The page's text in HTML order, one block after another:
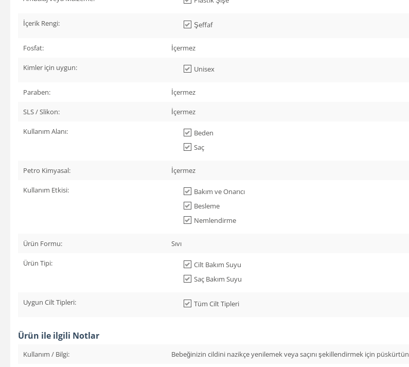
İçerik Rengi: Şeffaf
Fosfat: İçermez
Kimler için uygun: Unisex
Paraben: İçermez
SLS / Slikon: İçermez
Kullanım Alanı:
Beden
Saç
Petro Kimyasal: İçermez
Kullanım Etkisi:
Bakım ve Onarıcı
Besleme
Nemlendirme
Ürün Formu: Sıvı
Ürün Tipi:
Cilt Bakım Suyu
Saç Bakım Suyu
Uygun Cilt Tipleri: Tüm Cilt Tipleri
Ürün ile ilgili Notlar
Kullanım / Bilgi: Bebeğinizin cildini nazikçe yenilemek veya saçını şekillendirmek için püskürtün